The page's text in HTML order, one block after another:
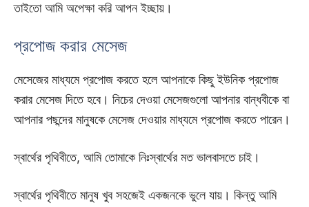
তাইতো আমি অপেক্ষা করি আপন ইচ্ছায়।
প্রপোজ করার মেসেজ
মেসেজের মাধ্যমে প্রপোজ করতে হলে আপনাকে কিছু ইউনিক প্রপোজ
করার মেসেজ দিতে হবে। নিচের দেওয়া মেসেজগুলো আপনার বান্ধবীকে বা
আপনার পছন্দের মানুষকে মেসেজ দেওয়ার মাধ্যমে প্রপোজ করতে পারেন।
স্বার্থের পৃথিবীতে, আমি তোমাকে নিঃস্বার্থের মত ভালবাসতে চাই।
স্বার্থের পৃথিবীতে মানুষ খুব সহজেই একজনকে ভুলে যায়। কিন্তু আমি